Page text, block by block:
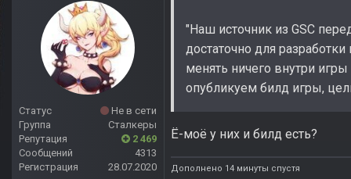
Статус
Не в сети
Группа
Сталкеры
Репутация
2 469
Сообщений
4313
Регистрация
28.07.2020
"Наш источник из GSC
достаточно для
менять ничего внутри
опубликуем билд игры,
Ё-моё у них и билд есть?
Дополнено 14 минуты спустя